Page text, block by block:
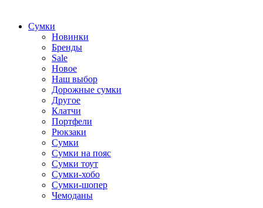
Cумки
Новинки
Бренды
Sale
Новое
Наш выбор
Дорожные сумки
Другое
Клатчи
Портфели
Рюкзаки
Сумки
Сумки на пояс
Сумки тоут
Сумки-хобо
Сумки-шопер
Чемоданы